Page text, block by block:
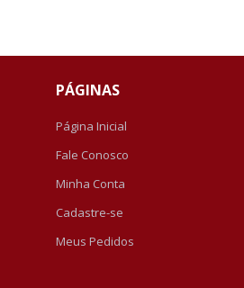
PÁGINAS
Página Inicial
Fale Conosco
Minha Conta
Cadastre-se
Meus Pedidos